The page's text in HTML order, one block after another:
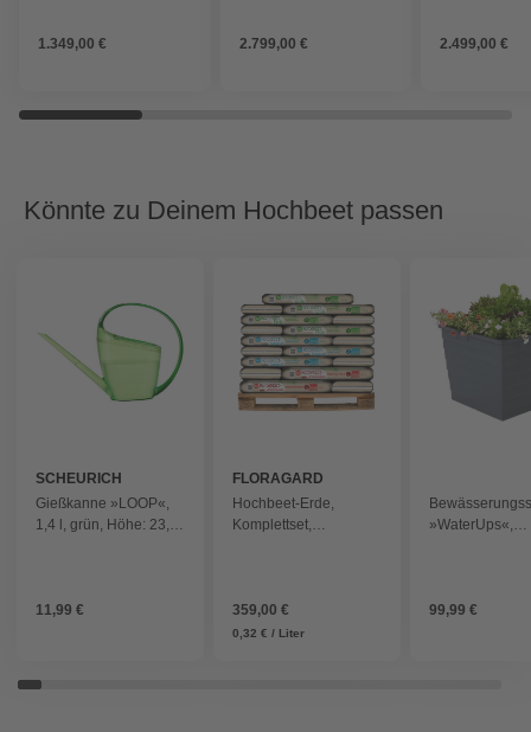
1.349,00 €
2.799,00 €
2.499,00 €
Könnte zu Deinem Hochbeet passen
SCHEURICH
Gießkanne »LOOP«,
1,4 l, grün, Höhe: 23,5
11,99 €
FLORAGARD
Hochbeet-Erde,
Komplettset,
359,00 €
0,32 € / Liter
»WaterUps«,
99,99 €